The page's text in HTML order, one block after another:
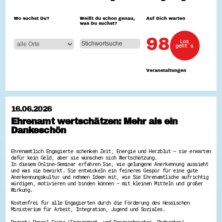
Zeig uns dein Ehrenamt
Wettbewerb | Trikotwettbewerb
Wettbewerb | 80 Jahre Hessen - Engagement
Ausgezeichnete Projekte
Engagement-Lotsen
Freiwilligenmanagement
Hessen engagiert - Digitale Themenabende
Kompetenznachweis Hessen
Zeugnisbeiblatt
Service-Learning
Mach dich schlau
GEMA-Pakt
Wo suchst Du?
Weißt du schon genau,
was Du suchst?
Auf Dich warten
98
Veranstaltungen
Los
geht´s
16.06.2026
Ehrenamt wertschätzen: Mehr als ein
Dankeschön
Ehrenamtlich Engagierte schenken Zeit, Energie und Herzblut – sie erwarten
dafür kein Geld, aber sie wünschen sich Wertschätzung.
In diesem Online-Seminar erfahren Sie, wie gelungene Anerkennung aussieht
und was sie bewirkt. Sie entwickeln ein feineres Gespür für eine gute
Anerkennungskultur und nehmen Ideen mit, wie Sie Ehrenamtliche aufrichtig
würdigen, motivieren und binden können – mit kleinen Mitteln und großer
Wirkung.
Kostenfrei für alle Engagierten durch die Förderung des Hessischen
Ministerium für Arbeit, Integration, Jugend und Soziales.